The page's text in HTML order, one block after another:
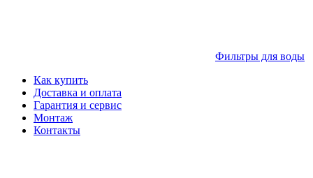
Фильтры для воды
Как купить
Доставка и оплата
Гарантия и сервис
Монтаж
Контакты